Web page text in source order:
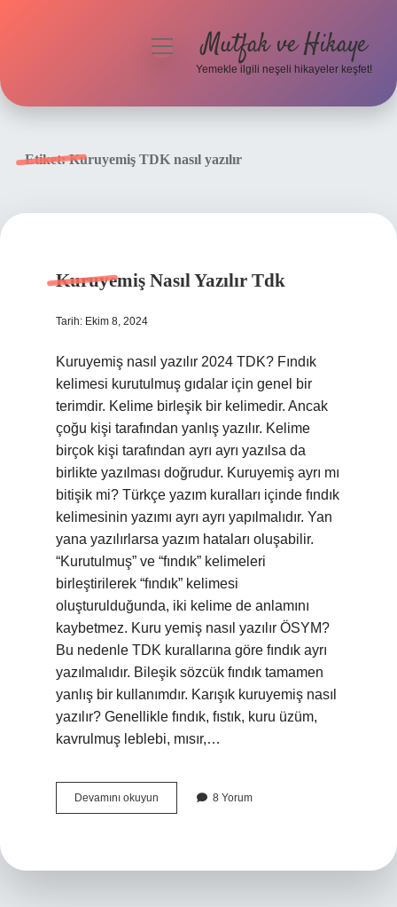
menüyüMutfak ve Hikaye
Yemekle ilgili neşeli hikayeler keşfet!
Etiket:Kuruyemiş TDK nasıl yazılır
Kuruyemiş Nasıl Yazılır Tdk
Tarih: Ekim 8, 2024
Kuruyemiş nasıl yazılır 2024 TDK? Fındık
kelimesi kurutulmuş gıdalar için genel bir
terimdir. Kelime birleşik bir kelimedir. Ancak
çoğu kişi tarafından yanlış yazılır. Kelime
birçok kişi tarafından ayrı ayrı yazılsa da
birlikte yazılması doğrudur. Kuruyemiş ayrı mı
bitişik mi? Türkçe yazım kuralları içinde fındık
kelimesinin yazımı ayrı ayrı yapılmalıdır. Yan
yana yazılırlarsa yazım hataları oluşabilir.
“Kurutulmuş” ve “fındık” kelimeleri
birleştirilerek “fındık” kelimesi
oluşturulduğunda, iki kelime de anlamını
kaybetmez. Kuru yemiş nasıl yazılır ÖSYM?
Bu nedenle TDK kurallarına göre fındık ayrı
yazılmalıdır. Bileşik sözcük fındık tamamen
yanlış bir kullanımdır. Karışık kuruyemiş nasıl
yazılır? Genellikle fındık, fıstık, kuru üzüm,
kavrulmuş leblebi, mısır,…
Devamını okuyun Kuruyemiş
Nasıl
8 Yorum